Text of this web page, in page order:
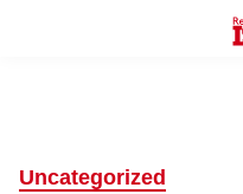
Uncategorized